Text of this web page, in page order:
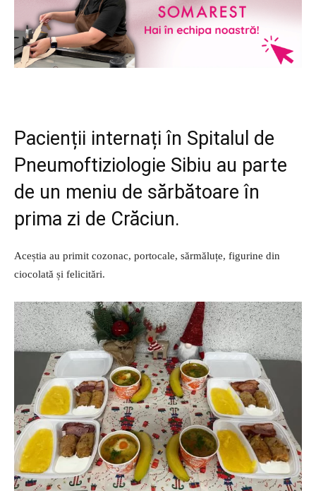
Pacienții internați în Spitalul de
Pneumoftiziologie Sibiu au parte
de un meniu de sărbătoare în
prima zi de Crăciun.
Aceștia au primit cozonac, portocale, sărmăluțe, figurine din
ciocolată și felicitări.